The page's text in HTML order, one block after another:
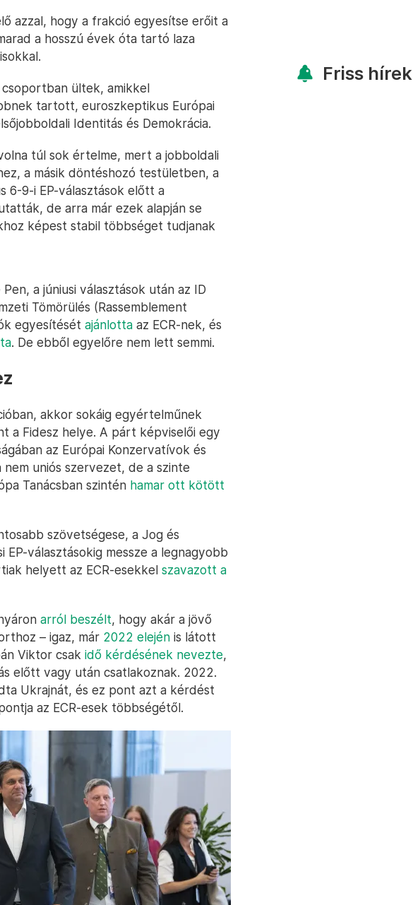
azzal, hogy a frakció egyesítse erőit a
a hosszú évek óta tartó laza
ültek, amikkel
tartott, euroszkeptikus Európai
Identitás és Demokrácia.
túl sok értelme, mert a jobboldali
a másik döntéshozó testületben, a
6-9-i EP-választások előtt a
de arra már ezek alapján se
képest stabil többséget tudjanak
a júniusi választások után az ID
Tömörülés (Rassemblement
egyesítését ajánlotta az ECR-nek, és
. De ebből egyelőre nem lett semmi.
akkor sokáig egyértelműnek
a Fidesz helye. A párt képviselői egy
az Európai Konzervatívok és
nem uniós szervezet, de a szinte
Tanácsban szintén hamar ott kötött
szövetségese, a Jog és
EP-választásokig messze a legnagyobb
helyett az ECR-esekkel szavazott a
arról beszélt, hogy akár a jövő
– igaz, már 2022 elején is látott
Viktor csak idő kérdésének nevezte,
előtt vagy után csatlakoznak. 2022.
Ukrajnát, és ez pont azt a kérdést
az ECR-esek többségétől.
Friss hírek